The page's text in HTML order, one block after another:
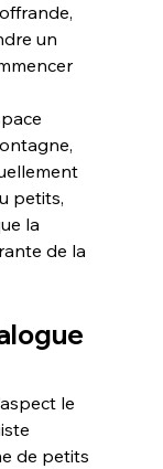
un
petits,
la
de la
le
de petits